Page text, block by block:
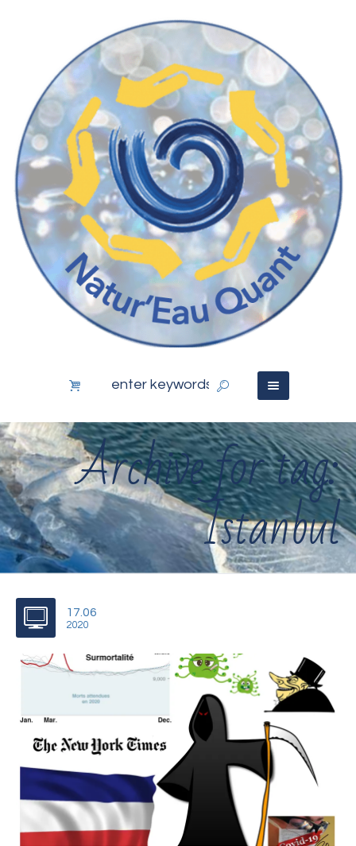
Archive for tag:
Istanbul
17.06
2020